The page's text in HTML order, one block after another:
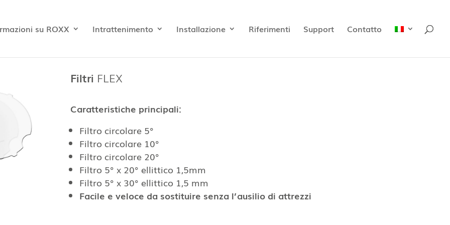
su ROXX Intrattenimento Installazione Riferimenti Support Contatto
Filtri FLEX
Caratteristiche principali:
Filtro circolare 5°
Filtro circolare 10°
Filtro circolare 20°
Filtro 5° x 20° ellittico 1,5mm
Filtro 5° x 30° ellittico 1,5 mm
Facile e veloce da sostituire senza l’ausilio di attrezzi